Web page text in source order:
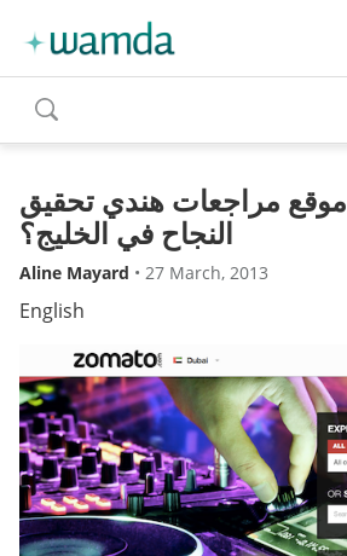
toggle
search
مراجعات هندي تحقيق
النجاح في الخليج؟
Aline Mayard • 27 March, 2013
English